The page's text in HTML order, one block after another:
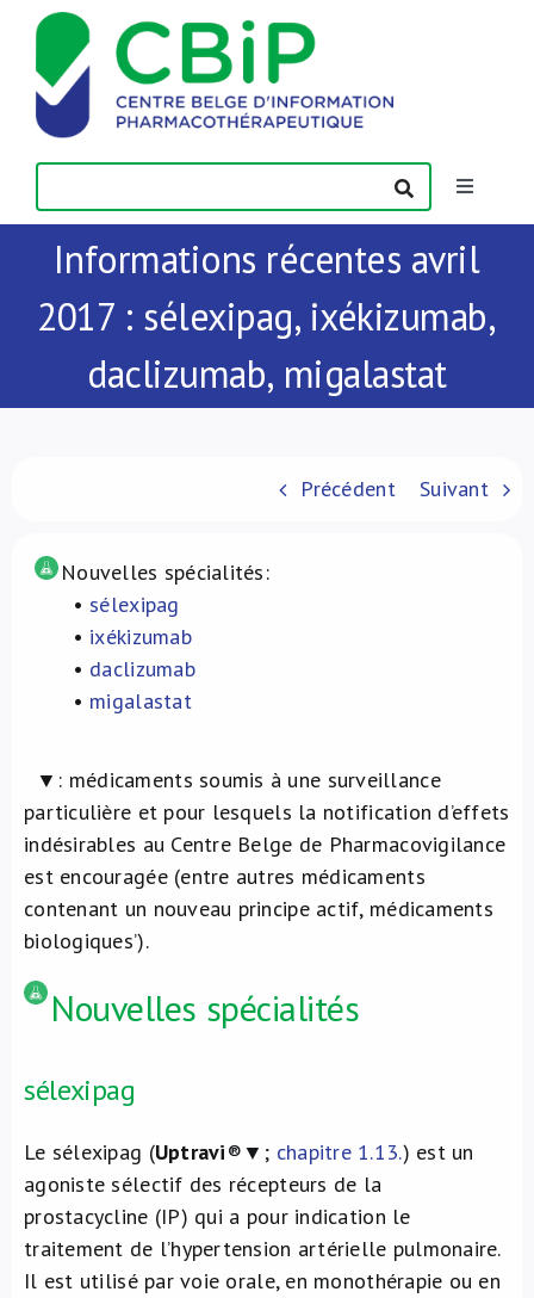
Passer
contenu
Toggle
Actualités
Publications
Formations
À propos de nous
Informations récentes avril
2017 : sélexipag, ixékizumab,
daclizumab, migalastat
Précédent Suivant
Nouvelles spécialités:
• sélexipag
​ • ixékizumab
​ • daclizumab
​ • migalastat
▼: médicaments soumis à une surveillance
particulière et pour lesquels la notification d’effets
indésirables au Centre Belge de Pharmacovigilance
est encouragée (entre autres médicaments
contenant un nouveau principe actif, médicaments
biologiques’).
Nouvelles spécialités
sélexipag
Le sélexipag (Uptravi®▼; chapitre 1.13.) est un
agoniste sélectif des récepteurs de la
prostacycline (IP) qui a pour indication le
traitement de l’hypertension artérielle pulmonaire.
Il est utilisé par voie orale, en monothérapie ou en